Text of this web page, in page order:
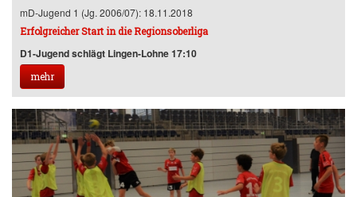
mD-Jugend 1 (Jg. 2006/07): 18.11.2018
Erfolgreicher Start in die Regionsoberliga
D1-Jugend schlägt Lingen-Lohne 17:10
mehr